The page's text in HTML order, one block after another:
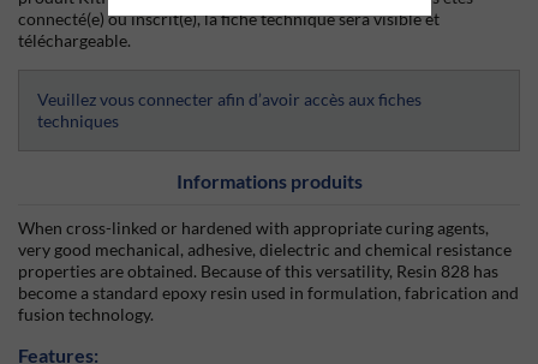
connecté(e) ou inscrit(e), la fiche technique sera visible et
téléchargeable.
Veuillez vous connecter afin d’avoir accès aux fiches
techniques
Informations produits
When cross-linked or hardened with appropriate curing agents,
very good mechanical, adhesive, dielectric and chemical resistance
properties are obtained. Because of this versatility, Resin 828 has
become a standard epoxy resin used in formulation, fabrication and
fusion technology.
Features: